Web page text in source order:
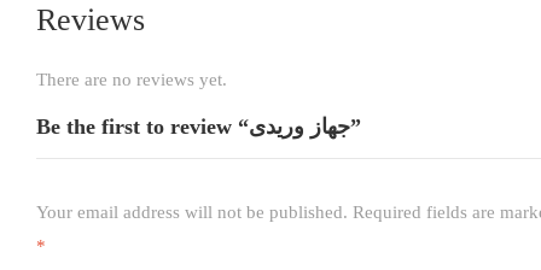
Reviews
There are no reviews yet.
Be the first to review “جهاز وريدى”
Your email address will not be published. Required fields are
*